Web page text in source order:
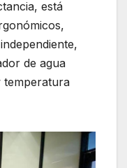
está
de agua
temperatura